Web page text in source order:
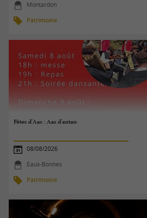
Montardon
Patrimoine
Fêtes d'Aas : Aas d'antan
08/08/2026
Eaux-Bonnes
Patrimoine